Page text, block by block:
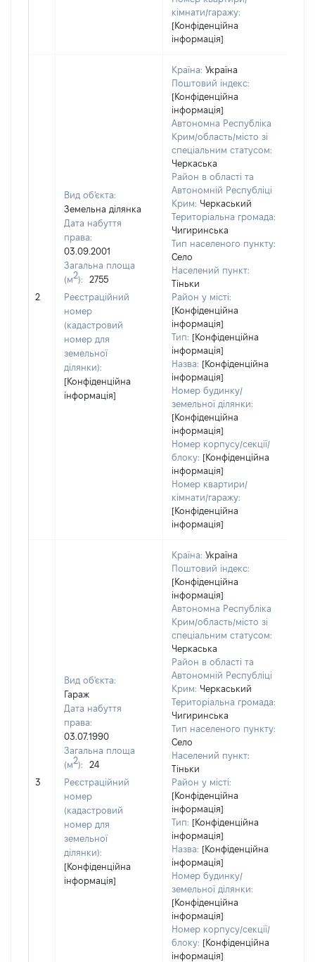
кімнати/гаражу:
[Конфіденційна
інформація]
2
Вид об'єкта:
Земельна ділянка
Дата набуття
права:
03.09.2001
Загальна площа
(м2):
2755
Реєстраційний
номер
(кадастровий
номер для
земельної
ділянки):
[Конфіденційна
інформація]
Країна: Україна
Поштовий індекс:
[Конфіденційна
інформація]
Автономна Республіка
Крим/область/місто зі
спеціальним статусом:
Черкаська
Район в області та
Автономній Республіці
Крим: Черкаський
Територіальна громада:
Чигиринська
Тип населеного пункту:
Село
Населений пункт:
Тіньки
Район у місті:
[Конфіденційна
інформація]
Тип: [Конфіденційна
інформація]
Назва: [Конфіденційна
інформація]
Номер будинку/
земельної ділянки:
[Конфіденційна
інформація]
Номер корпусу/секції/
блоку: [Конфіденційна
інформація]
Номер квартири/
кімнати/гаражу:
[Конфіденційна
інформація]
3
Вид об'єкта:
Гараж
Дата набуття
права:
03.07.1990
Загальна площа
(м2):
24
Реєстраційний
номер
(кадастровий
номер для
земельної
ділянки):
[Конфіденційна
інформація]
Країна: Україна
Поштовий індекс:
[Конфіденційна
інформація]
Автономна Республіка
Крим/область/місто зі
спеціальним статусом:
Черкаська
Район в області та
Автономній Республіці
Крим: Черкаський
Територіальна громада:
Чигиринська
Тип населеного пункту:
Село
Населений пункт:
Тіньки
Район у місті:
[Конфіденційна
інформація]
Тип: [Конфіденційна
інформація]
Назва: [Конфіденційна
інформація]
Номер будинку/
земельної ділянки:
[Конфіденційна
інформація]
Номер корпусу/секції/
блоку: [Конфіденційна
інформація]